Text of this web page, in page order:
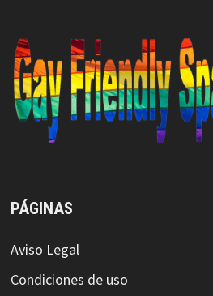
PÁGINAS
Aviso Legal
Condiciones de uso